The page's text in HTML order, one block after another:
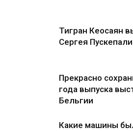
Тигран Кеосаян
Сергея
Прекрасно
года выпуска
Бельгии
Какие машины